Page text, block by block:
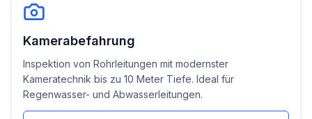
Kamerabefahrung
Inspektion von Rohrleitungen mit modernster
Kameratechnik bis zu 10 Meter Tiefe. Ideal für
Regenwasser- und Abwasserleitungen.